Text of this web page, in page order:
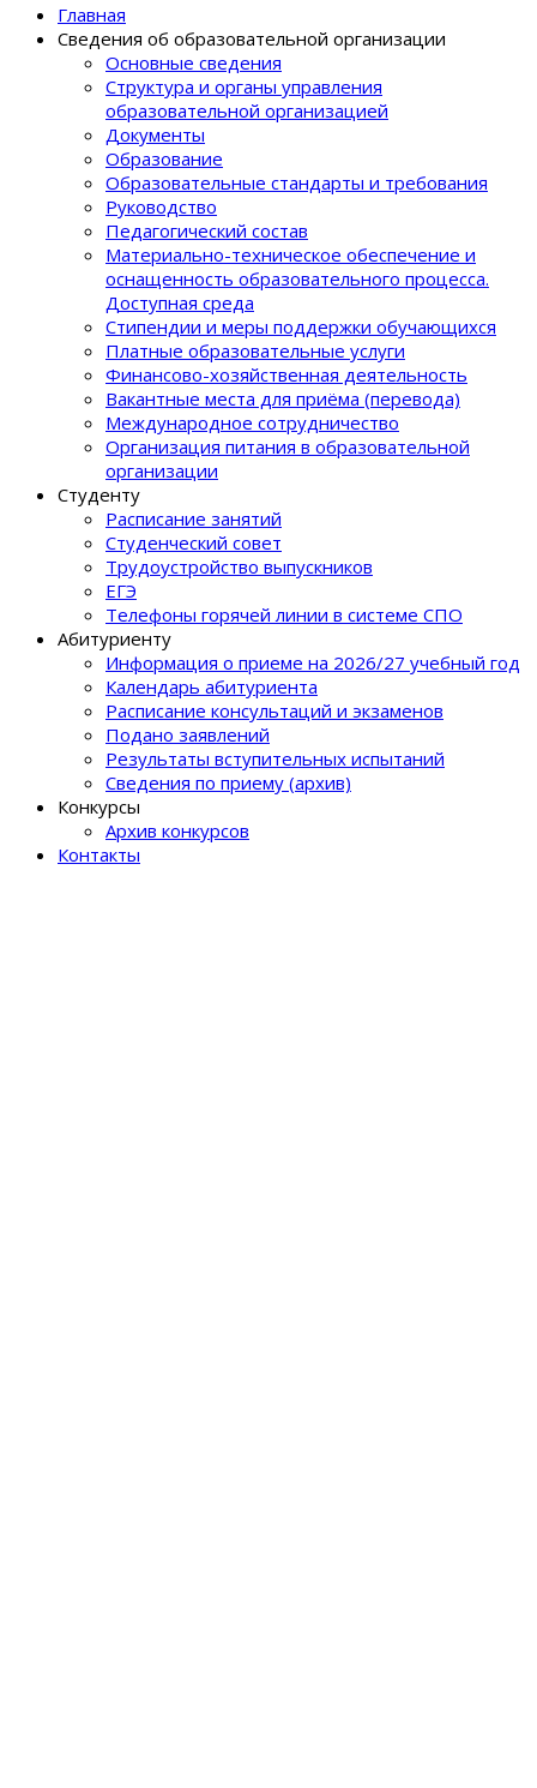
Главная
Сведения об образовательной организации
Основные сведения
Структура и органы управления
образовательной организацией
Документы
Образование
Образовательные стандарты и требования
Руководство
Педагогический состав
Материально-техническое обеспечение и
оснащенность образовательного процеcса.
Доступная среда
Стипендии и меры поддержки обучающихся
Платные образовательные услуги
Финансово-хозяйственная деятельность
Вакантные места для приёма (перевода)
Международное сотрудничество
Организация питания в образовательной
организации
Студенту
Расписание занятий
Студенческий совет
Трудоустройство выпускников
ЕГЭ
Телефоны горячей линии в системе СПО
Абитуриенту
Информация о приеме на 2026/27 учебный год
Календарь абитуриента
Расписание консультаций и экзаменов
Подано заявлений
Результаты вступительных испытаний
Сведения по приему (архив)
Конкурсы
Архив конкурсов
Контакты